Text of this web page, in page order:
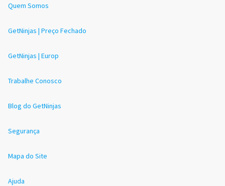
Quem Somos
GetNinjas | Preço Fechado
GetNinjas | Europ
Trabalhe Conosco
Blog do GetNinjas
Segurança
Mapa do Site
Ajuda